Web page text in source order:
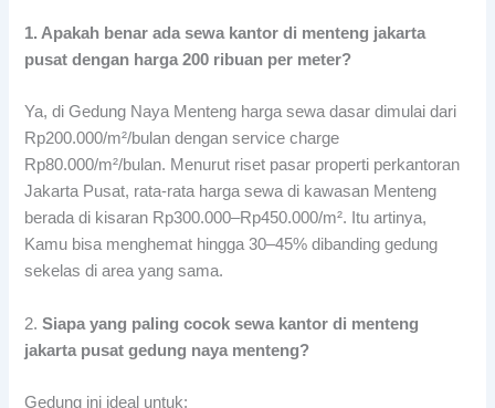
1. Apakah benar ada sewa kantor di menteng jakarta
pusat dengan harga 200 ribuan per meter?
Ya, di Gedung Naya Menteng harga sewa dasar dimulai dari
Rp200.000/m²/bulan dengan service charge
Rp80.000/m²/bulan. Menurut riset pasar properti perkantoran
Jakarta Pusat, rata-rata harga sewa di kawasan Menteng
berada di kisaran Rp300.000–Rp450.000/m². Itu artinya,
Kamu bisa menghemat hingga 30–45% dibanding gedung
sekelas di area yang sama.
2.Siapa yang paling cocok sewa kantor di menteng
jakarta pusat gedung naya menteng?
Gedung ini ideal untuk: